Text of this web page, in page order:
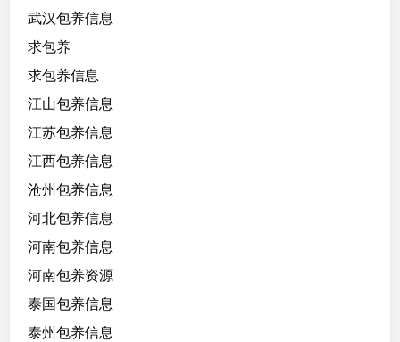
武汉包养信息
求包养
求包养信息
江山包养信息
江苏包养信息
江西包养信息
沧州包养信息
河北包养信息
河南包养信息
河南包养资源
泰国包养信息
泰州包养信息